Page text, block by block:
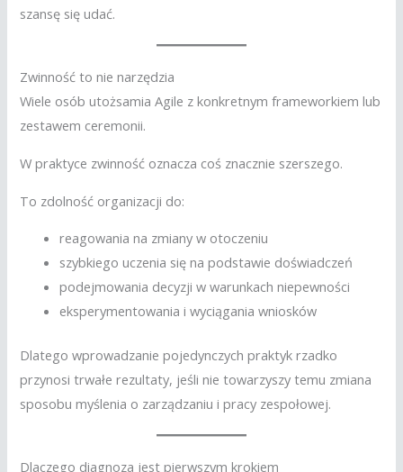
szansę się udać.
Zwinność to nie narzędzia
Wiele osób utożsamia Agile z konkretnym frameworkiem lub
zestawem ceremonii.
W praktyce zwinność oznacza coś znacznie szerszego.
To zdolność organizacji do:
reagowania na zmiany w otoczeniu
szybkiego uczenia się na podstawie doświadczeń
podejmowania decyzji w warunkach niepewności
eksperymentowania i wyciągania wniosków
Dlatego wprowadzanie pojedynczych praktyk rzadko
przynosi trwałe rezultaty, jeśli nie towarzyszy temu zmiana
sposobu myślenia o zarządzaniu i pracy zespołowej.
Dlaczego diagnoza jest pierwszym krokiem